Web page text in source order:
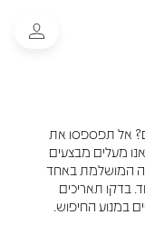
אל תפספסו את
מעלים מבצעים
המושלמת באחד
בדקו תאריכים
במנוע החיפוש.